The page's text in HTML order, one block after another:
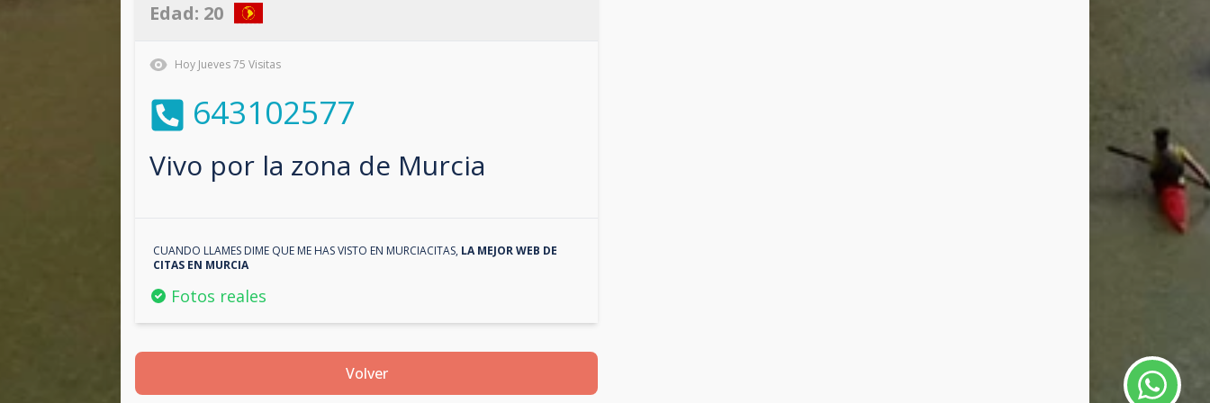
Edad: 20
Hoy Jueves 75 Visitas
643102577
Vivo por la zona de Murcia
CUANDO LLAMES DIME QUE ME HAS VISTO EN MURCIACITAS, LA MEJOR WEB DE
CITAS EN MURCIA
Fotos reales
Volver